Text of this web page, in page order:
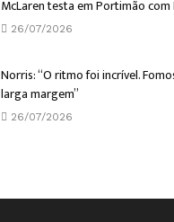
McLaren testa em Portimão
26/07/2026
Norris: “O ritmo foi incrível.
larga margem”
26/07/2026